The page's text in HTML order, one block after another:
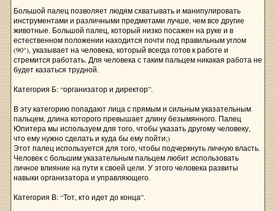
Большой палец позволяет людям схватывать и манипулировать
инструментами и различными предметами лучше, чем все другие
животные. Большой палец, который низко посажен на руке и в
естественном положении находится почти под правильным углом
(90°), указывает на человека, который всегда готов к работе и
стремится работать. Для человека с таким пальцем никакая работа не
будет казаться трудной.
Категория Б: “организатор и директор”.
В эту категорию попадают лица с прямым и сильным указательным
пальцем, длина которого превышает длину безымянного. Палец
Юпитера мы используем для того, чтобы указать другому человеку,
что ему нужно сделать и куда бы ему пойти;)
Этот палец используется для того, чтобы подчеркнуть личную власть.
Человек с большим указательным пальцем любит использовать
личное влияние на пути к своей цели. У этого человека развиты
навыки организатора и управляющего.
Категория В: “Тот, кто идет до конца”.